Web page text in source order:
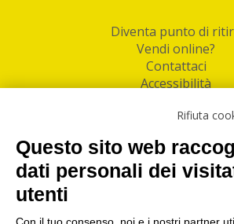
Diventa punto di
Vendi online?
Contattaci
Accessibilità
Facebook
Linkedin
I nostri punti di ritiro e
Rifiuta
Questo sito web
dati personali dei
utenti